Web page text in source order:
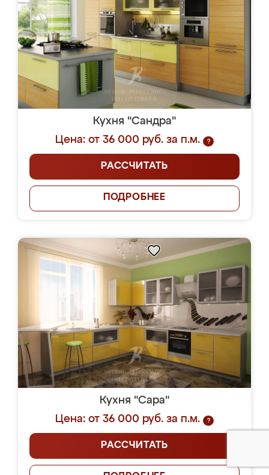
Кухня "Сандра"
Цена: от 36 000 руб. за п.м.
?
РАССЧИТАТЬ
ПОДРОБНЕЕ
Кухня "Сара"
Цена: от 36 000 руб. за п.м.
?
РАССЧИТАТЬ